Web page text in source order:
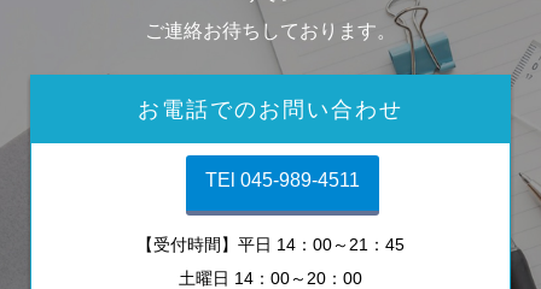
ご連絡お待ちしております。
お電話でのお問い合わせ
TEl 045-989-4511
【受付時間】平日 14：00～21：45
土曜日 14：00～20：00